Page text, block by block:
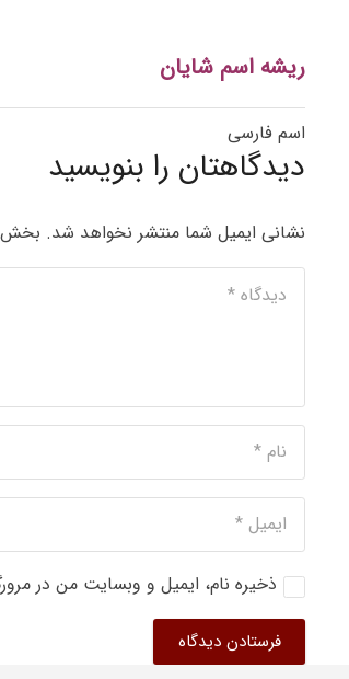
ریشه اسم شایان
اسم فارسی
دیدگاهتان را بنویسید
نشانی ایمیل شما منتشر نخواهد شد.
ذخیره نام، ایمیل و وبسایت من در
فرستادن دیدگاه